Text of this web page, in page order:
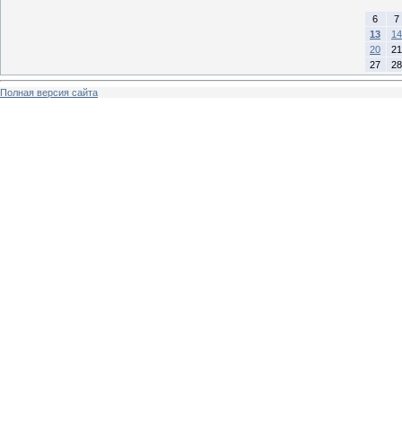
6
7
13
14
20
21
27
28
Полная версия сайта